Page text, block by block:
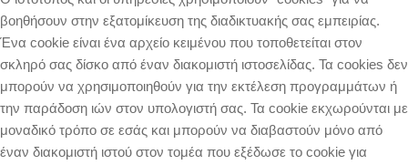
βοηθήσουν στην εξατομίκευση της διαδικτυακής σας εμπειρίας.
Ένα cookie είναι ένα αρχείο κειμένου που τοποθετείται στον
σκληρό σας δίσκο από έναν διακομιστή ιστοσελίδας. Τα cookies δεν
μπορούν να χρησιμοποιηθούν για την εκτέλεση προγραμμάτων ή
την παράδοση ιών στον υπολογιστή σας. Τα cookie εκχωρούνται με
μοναδικό τρόπο σε εσάς και μπορούν να διαβαστούν μόνο από
έναν διακομιστή ιστού στον τομέα που εξέδωσε το cookie για